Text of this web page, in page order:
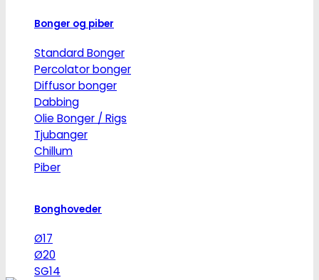
Bonger og piber
Standard Bonger
Percolator bonger
Diffusor bonger
Dabbing
Olie Bonger / Rigs
Tjubanger
Chillum
Piber
Bonghoveder
Ø17
Ø20
SG14